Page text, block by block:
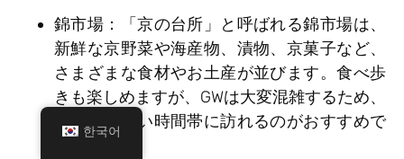
錦市場 ：「京の台所」と呼ばれる錦市場は、
新鮮な京野菜や海産物、漬物、京菓子など、
さまざまな食材やお土産が並びます。食べ歩
きも楽しめますが、GWは大変混雑するため、
午前中の早い時間帯に訪れるのがおすすめで
한국어